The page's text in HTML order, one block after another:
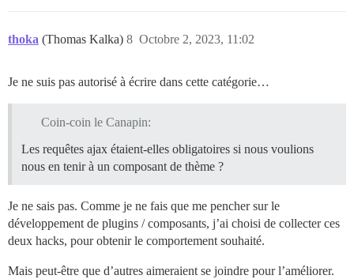
thoka (Thomas Kalka) Octobre 2, 2023, 11:02
8
Je ne suis pas autorisé à écrire dans cette catégorie…
Coin-coin le Canapin:
Les requêtes ajax étaient-elles obligatoires si nous voulions
nous en tenir à un composant de thème ?
Je ne sais pas. Comme je ne fais que me pencher sur le
développement de plugins / composants, j’ai choisi de collecter ces
deux hacks, pour obtenir le comportement souhaité.
Mais peut-être que d’autres aimeraient se joindre pour l’améliorer.